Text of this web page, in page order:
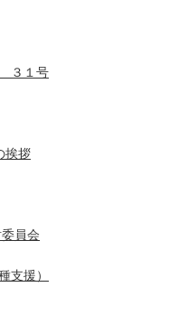
３１号
挨拶
員会
支援）